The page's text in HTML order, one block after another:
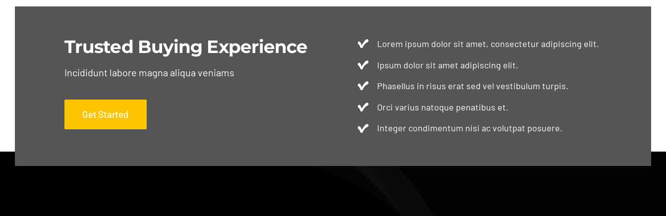
Trusted Buying Experience
Incididunt labore magna aliqua veniams
Get Started
Lorem ipsum dolor sit amet, consectetur adipiscing elit.
Ipsum dolor sit amet adipiscing elit.
Phasellus in risus erat sed vel vestibulum turpis.
Orci varius natoque penatibus et.
Integer condimentum nisi ac volutpat posuere.